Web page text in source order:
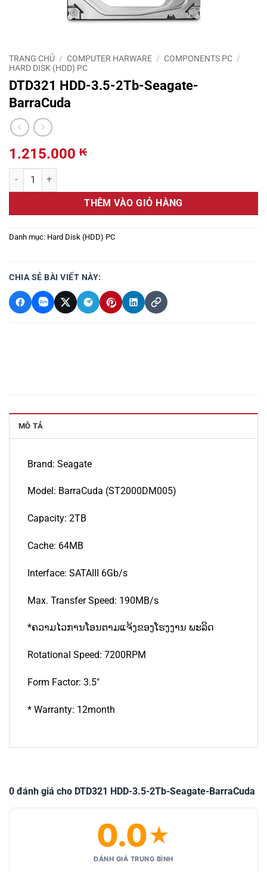
TRANG CHỦ / COMPUTER HARWARE / COMPONENTS PC /
HARD DISK (HDD) PC
DTD321 HDD-3.5-2Tb-Seagate-
BarraCuda
1.215.000 ₭
DTD321 HDD-3.5-2Tb-Seagate-BarraCuda số lượng
THÊM VÀO GIỎ HÀNG
Danh mục: Hard Disk (HDD) PC
CHIA SẺ BÀI VIẾT NÀY:
MÔ TẢ
Brand: Seagate
Model: BarraCuda (ST2000DM005)
Capacity: 2TB
Cache: 64MB
Interface: SATAIII 6Gb/s
Max. Transfer Speed: 190MB/s
*ຄວາມໄວການໂອນຕາມແຈ້ງຂອງໂຮງງານ ພະລິດ
Rotational Speed: 7200RPM
Form Factor: 3.5″
* Warranty: 12month
0 đánh giá cho DTD321 HDD-3.5-2Tb-Seagate-BarraCuda
0.0★
ĐÁNH GIÁ TRUNG BÌNH